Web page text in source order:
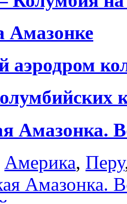
Амазонке
аэродром
Амазонка.
Америка, Перу
Амазонка.